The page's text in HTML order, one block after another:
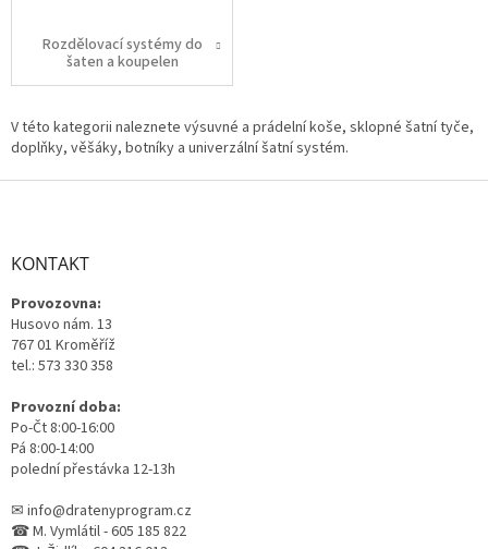
Rozdělovací systémy do
šaten a koupelen
V této kategorii naleznete výsuvné a prádelní koše, sklopné šatní tyče,
doplňky, věšáky, botníky a univerzální šatní systém.
Z
KONTAKT
Provozovna:
Husovo nám. 13
767 01 Kroměříž
tel.: 573 330 358
Provozní doba:
Po-Čt 8:00-16:00
Pá 8:00-14:00
polední přestávka 12-13h
✉ info@dratenyprogram.cz
☎ M. Vymlátil - 605 185 822